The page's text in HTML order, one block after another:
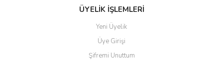
ÜYELİK İŞLEMLERİ
Yeni Üyelik
Üye Girişi
Şifremi Unuttum